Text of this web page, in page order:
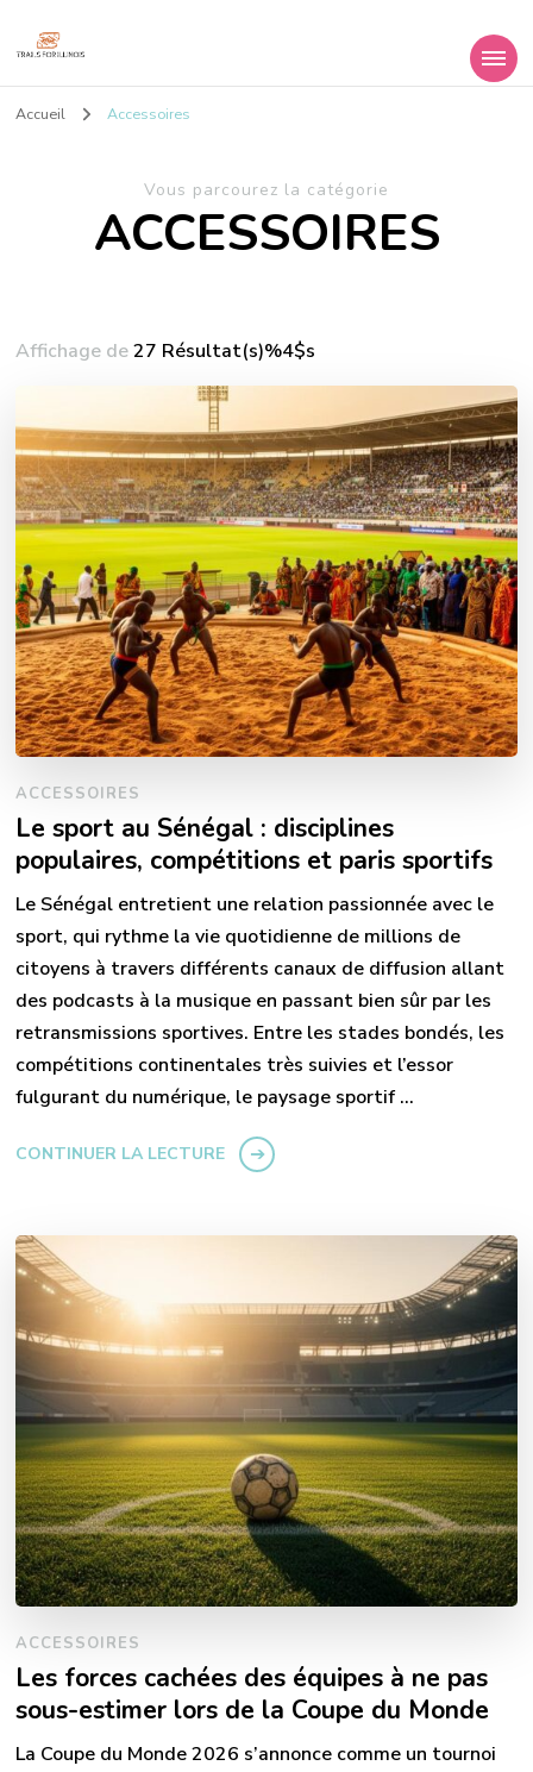
Trailsforillinois
Accueil Accessoires
Vous parcourez la catégorie
ACCESSOIRES
Affichage de27 Résultat(s)%4$s
ACCESSOIRES
Le sport au Sénégal : disciplines
populaires, compétitions et paris sportifs
Le Sénégal entretient une relation passionnée avec le
sport, qui rythme la vie quotidienne de millions de
citoyens à travers différents canaux de diffusion allant
des podcasts à la musique en passant bien sûr par les
retransmissions sportives. Entre les stades bondés, les
compétitions continentales très suivies et l’essor
fulgurant du numérique, le paysage sportif …
CONTINUER LA LECTURE
ACCESSOIRES
Les forces cachées des équipes à ne pas
sous-estimer lors de la Coupe du Monde
La Coupe du Monde 2026 s’annonce comme un tournoi